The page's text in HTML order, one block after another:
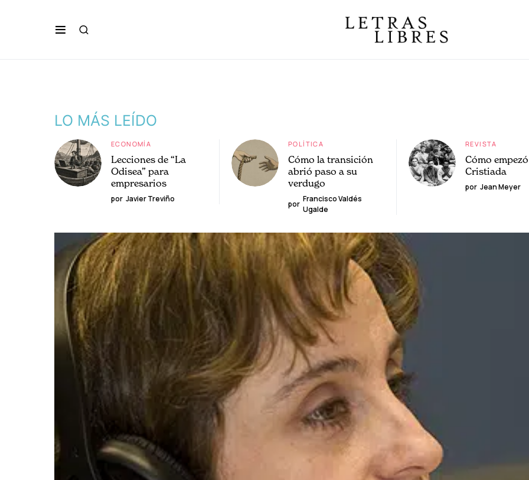
LO MÁS LEÍDO
ECONOMÍA
Lecciones de “La
Odisea” para
empresarios
por Javier Treviño
POLÍTICA
Cómo la transición
abrió paso a su
verdugo
por
Francisco Valdés
Ugalde
REVISTA
Cómo
Cristiada
por Jean Meyer